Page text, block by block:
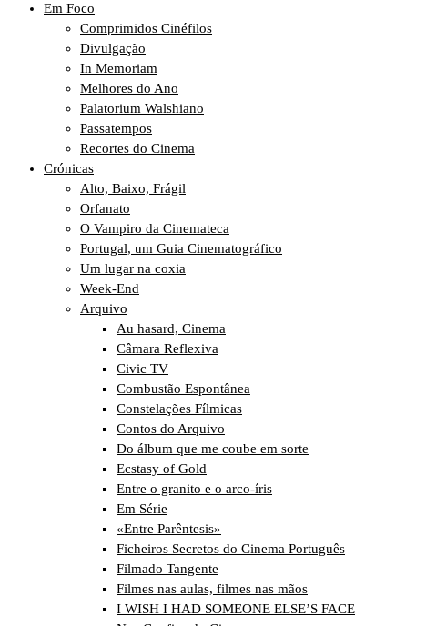
Em Foco
Comprimidos Cinéfilos
Divulgação
In Memoriam
Melhores do Ano
Palatorium Walshiano
Passatempos
Recortes do Cinema
Crónicas
Alto, Baixo, Frágil
Orfanato
O Vampiro da Cinemateca
Portugal, um Guia Cinematográfico
Um lugar na coxia
Week-End
Arquivo
Au hasard, Cinema
Câmara Reflexiva
Civic TV
Combustão Espontânea
Constelações Fílmicas
Contos do Arquivo
Do álbum que me coube em sorte
Ecstasy of Gold
Entre o granito e o arco-íris
Em Série
«Entre Parêntesis»
Ficheiros Secretos do Cinema Português
Filmado Tangente
Filmes nas aulas, filmes nas mãos
I WISH I HAD SOMEONE ELSE’S FACE